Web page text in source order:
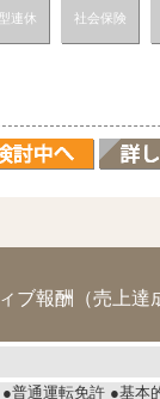
連休 社会保険
ブ報酬（売上達
普通運転免許 ●基